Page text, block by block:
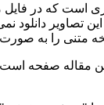
است که در فایل
تصاویر دانلود
متنی را به صورت
صفحه است.